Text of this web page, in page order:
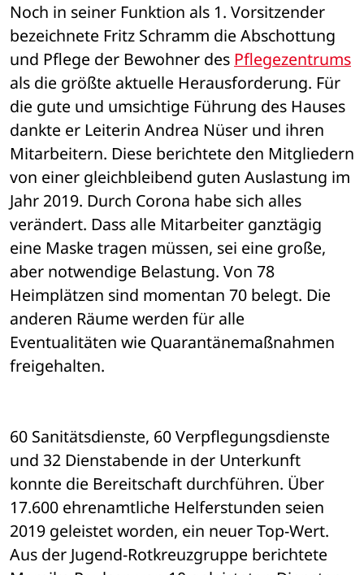
Noch in seiner Funktion als 1. Vorsitzender
bezeichnete Fritz Schramm die Abschottung
und Pflege der Bewohner des Pflegezentrums
als die größte aktuelle Herausforderung. Für
die gute und umsichtige Führung des Hauses
dankte er Leiterin Andrea Nüser und ihren
Mitarbeitern. Diese berichtete den Mitgliedern
von einer gleichbleibend guten Auslastung im
Jahr 2019. Durch Corona habe sich alles
verändert. Dass alle Mitarbeiter ganztägig
eine Maske tragen müssen, sei eine große,
aber notwendige Belastung. Von 78
Heimplätzen sind momentan 70 belegt. Die
anderen Räume werden für alle
Eventualitäten wie Quarantänemaßnahmen
freigehalten.
60 Sanitätsdienste, 60 Verpflegungsdienste
und 32 Dienstabende in der Unterkunft
konnte die Bereitschaft durchführen. Über
17.600 ehrenamtliche Helferstunden seien
2019 geleistet worden, ein neuer Top-Wert.
Aus der Jugend-Rotkreuzgruppe berichtete